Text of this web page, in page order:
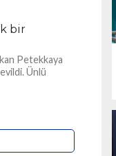
bir
Petekkaya
Ünlü